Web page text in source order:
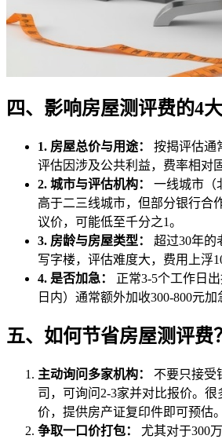
四、影响房屋测评费的4
1. 房屋总价与用途：
按揭评估通
评估因涉及公共利益，费率相对
2. 城市与评估机构：
一线城市（
高于二三线城市，但部分银行合
议价，可能低至千分之1。
3. 房龄与房屋类型：
超过30年的
写字楼，评估难度大，费用上浮
4. 是否加急：
正常3-5个工作日
日内）通常额外加收300-800元加
五、如何节省房屋测评费
主动询问多家机构：
不要只接受
司，可询问2-3家并对比报价。
价，提供房产证复印件即可预估。
争取一口价打包：
尤其对于300